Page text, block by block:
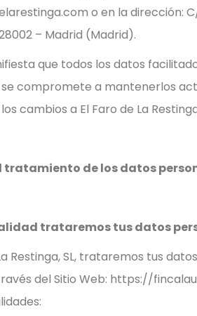
o en la dirección:
– Madrid (Madrid).
que todos los datos
compromete a mantenerlos
cambios a El Faro de La
tratamiento de los datos
trataremos tus datos
Restinga, SL, trataremos tus
del Sitio Web: https://